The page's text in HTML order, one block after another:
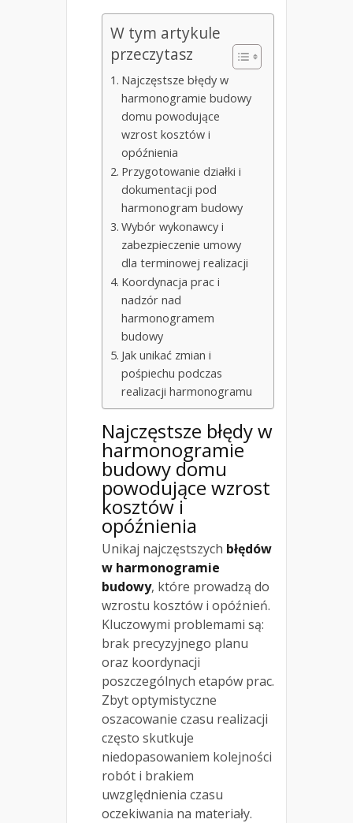
W tym artykule
przeczytasz
Najczęstsze błędy w
harmonogramie budowy
domu powodujące
wzrost kosztów i
opóźnienia
Przygotowanie działki i
dokumentacji pod
harmonogram budowy
Wybór wykonawcy i
zabezpieczenie umowy
dla terminowej realizacji
Koordynacja prac i
nadzór nad
harmonogramem
budowy
Jak unikać zmian i
pośpiechu podczas
realizacji harmonogramu
Najczęstsze błędy w
harmonogramie
budowy domu
powodujące wzrost
kosztów i
opóźnienia
Unikaj najczęstszych błędów
w harmonogramie
budowy, które prowadzą do
wzrostu kosztów i opóźnień.
Kluczowymi problemami są:
brak precyzyjnego planu
oraz koordynacji
poszczególnych etapów prac.
Zbyt optymistyczne
oszacowanie czasu realizacji
często skutkuje
niedopasowaniem kolejności
robót i brakiem
uwzględnienia czasu
oczekiwania na materiały.